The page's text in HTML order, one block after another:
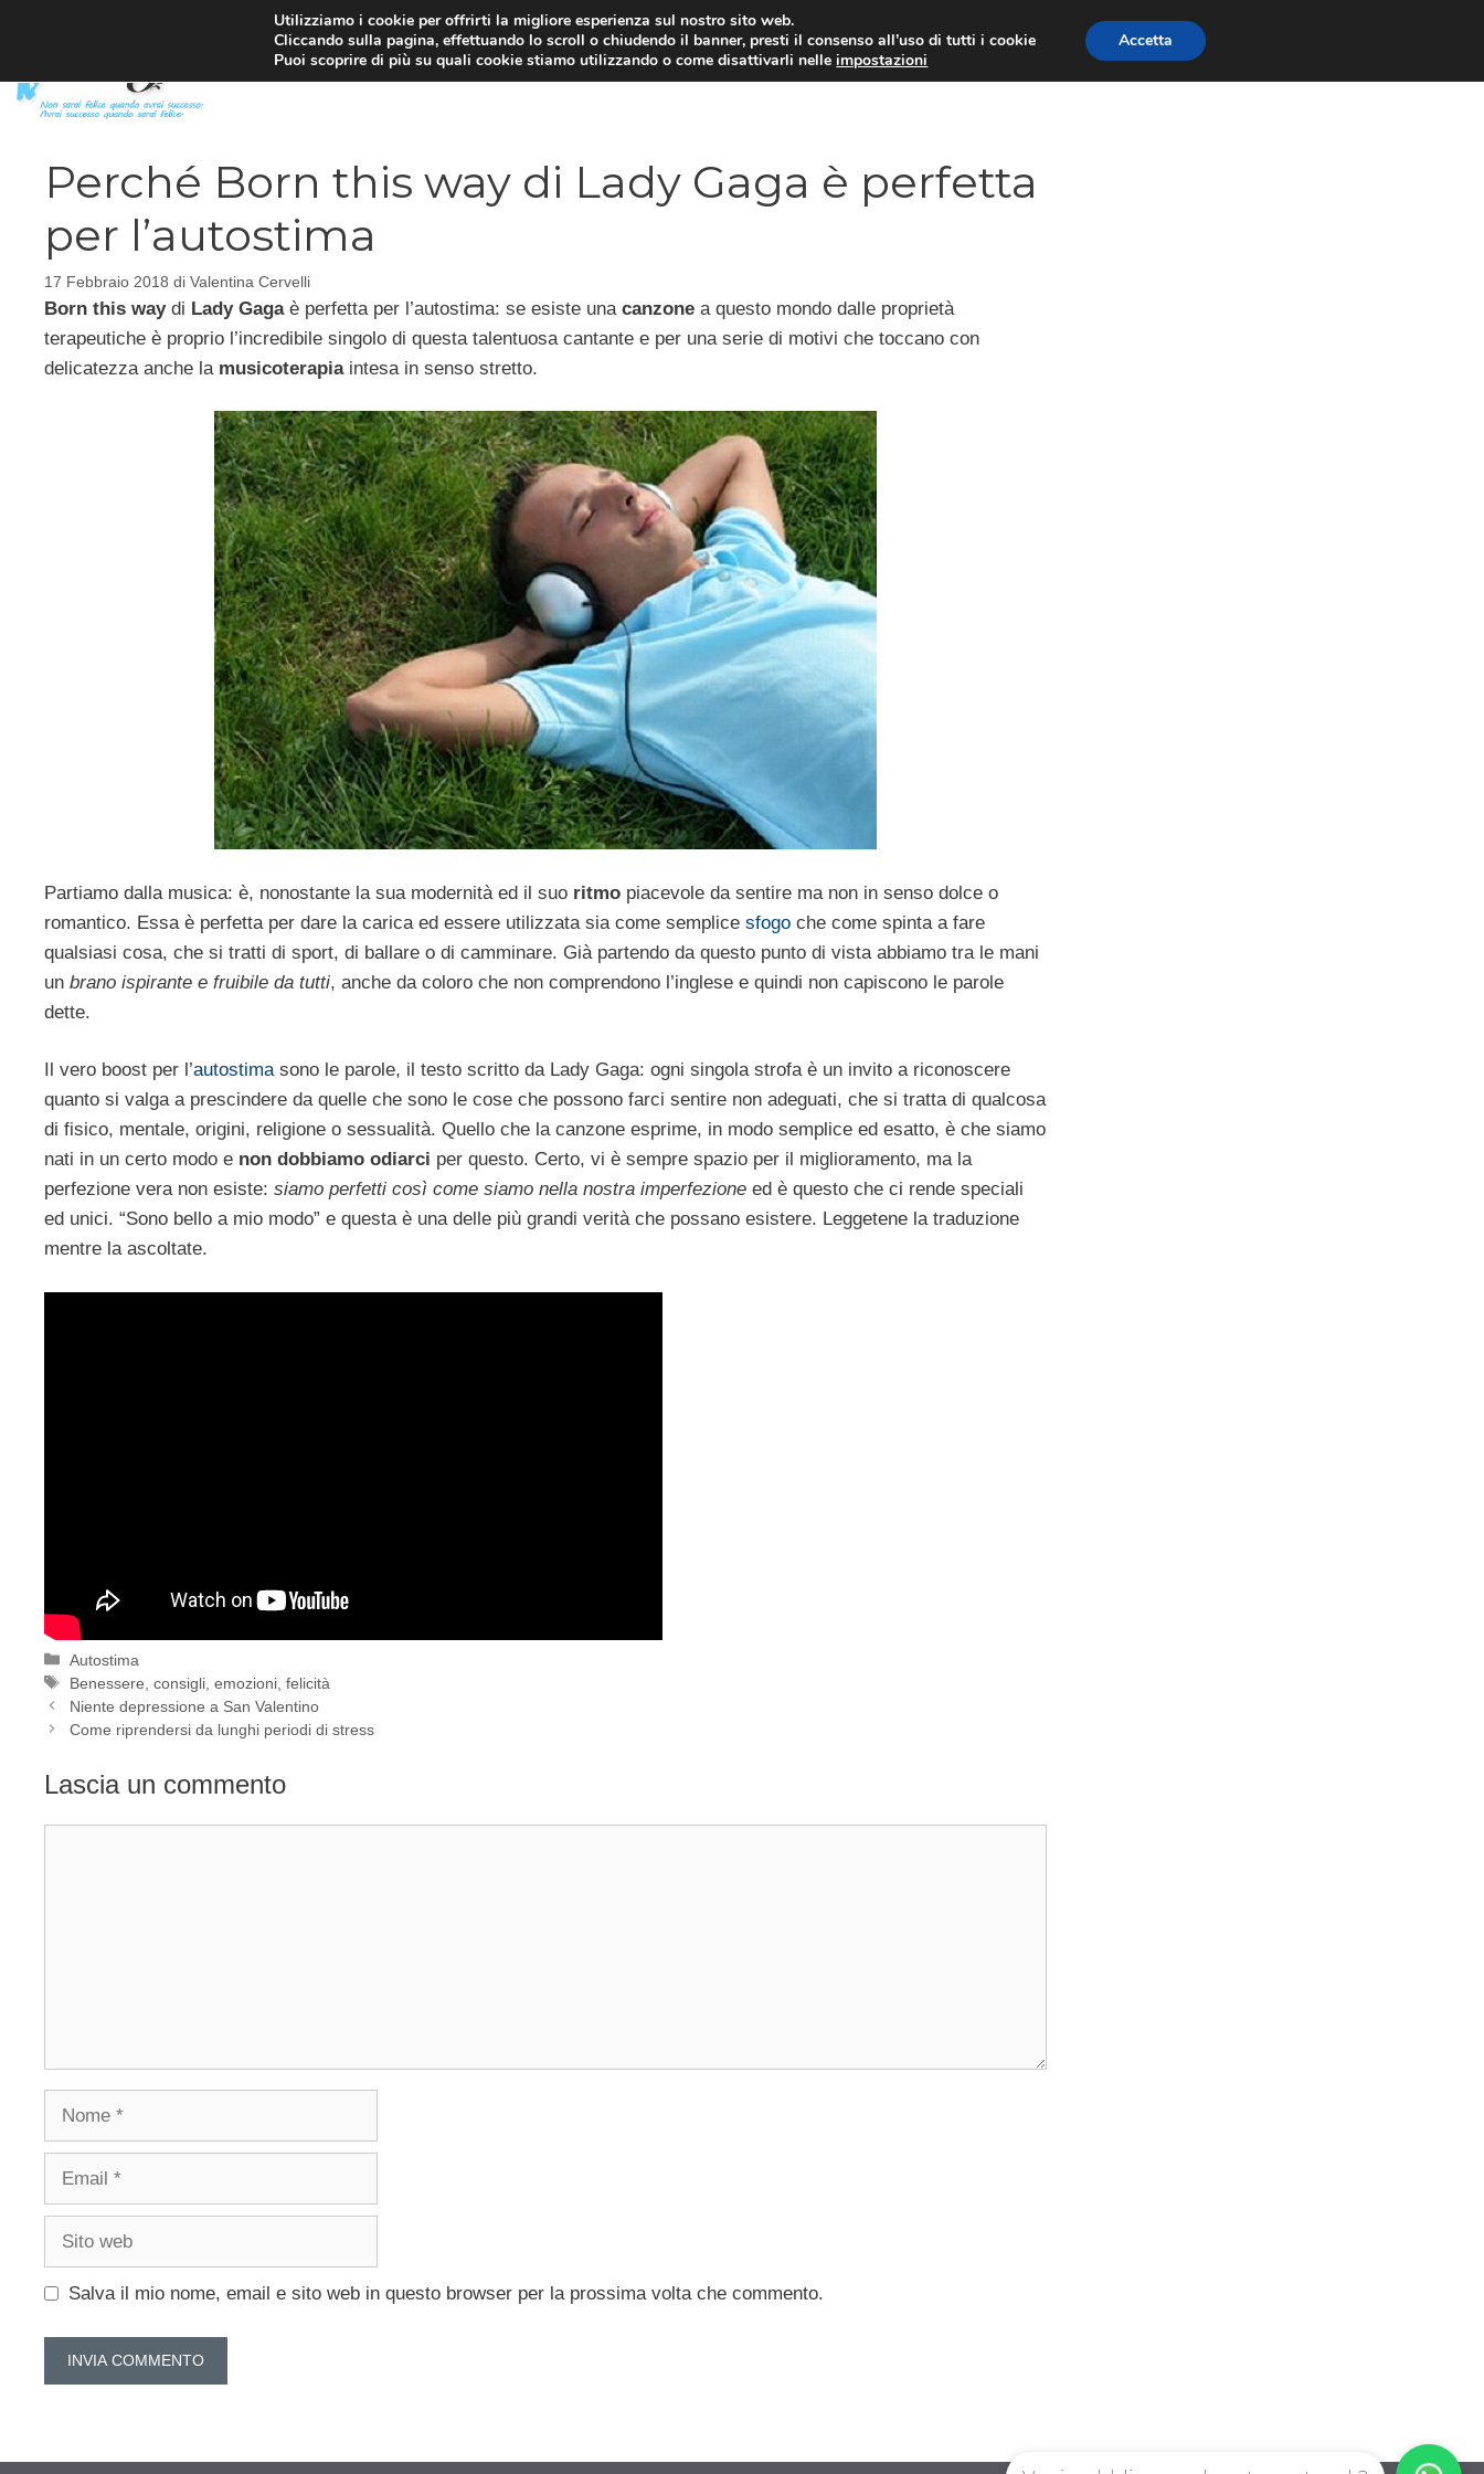
DIPENDENZE RELAZIONI INTERPERSONALI
Perché Born this way di Lady Gaga è perfetta
per l’autostima
17 Febbraio 2018 di Valentina Cervelli
Born this waydi Lady Gagaè perfetta per l’autostima: se esiste una canzone a questo mondo dalle proprietà
terapeutiche è proprio l’incredibile singolo di questa talentuosa cantante e per una serie di motivi che toccano con
delicatezza anche la musicoterapiaintesa in senso stretto.
Partiamo dalla musica: è, nonostante la sua modernità ed il suo ritmo piacevole da sentire ma non in senso dolce o
romantico. Essa è perfetta per dare la carica ed essere utilizzata sia come semplice sfogo che come spinta a fare
qualsiasi cosa, che si tratti di sport, di ballare o di camminare. Già partendo da questo punto di vista abbiamo tra le mani
un brano ispirante e fruibile da tutti, anche da coloro che non comprendono l’inglese e quindi non capiscono le parole
dette.
Il vero boost per l’autostimasono le parole, il testo scritto da Lady Gaga: ogni singola strofa è un invito a riconoscere
quanto si valga a prescindere da quelle che sono le cose che possono farci sentire non adeguati, che si tratta di qualcosa
di fisico, mentale, origini, religione o sessualità. Quello che la canzone esprime, in modo semplice ed esatto, è che siamo
nati in un certo modo e non dobbiamo odiarci per questo. Certo, vi è sempre spazio per il miglioramento, ma la
perfezione vera non esiste: siamo perfetti così come siamo nella nostra imperfezione ed è questo che ci rende speciali
ed unici. “Sono bello a mio modo” e questa è una delle più grandi verità che possano esistere. Leggetene la traduzione
mentre la ascoltate.
Categorie
Autostima
Tag
Benessere ,consigli ,emozioni ,felicità
Niente depressione a San Valentino
Come riprendersi da lunghi periodi di stress
Lascia un commento
Nome
Email
Sito
Salva il mio nome, email e sito web in questo browser per la prossima volta che commento.
Utilizziamo i cookie per offrirti la migliore esperienza sul nostro sito web.
Cliccando sulla pagina, effettuando lo scroll o chiudendo il banner, presti il consenso all’uso di tutti i cookie
Puoi scoprire di più su quali cookie stiamo utilizzando o come disattivarli nelleimpostazioni
Accetta